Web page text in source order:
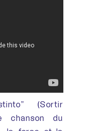
(Sortir
chanson du